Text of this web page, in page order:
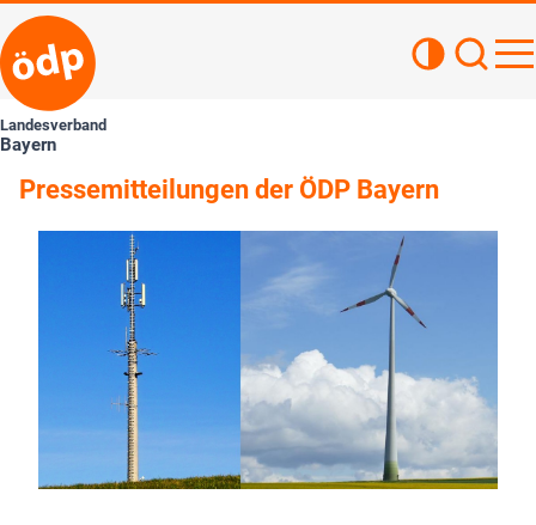
Landesverband
Bayern
Pressemitteilungen der ÖDP Bayern